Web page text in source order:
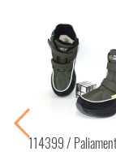
114399 Paliament